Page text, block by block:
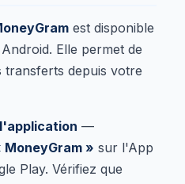
est disponible
Elle permet de
transferts depuis votre
—
MoneyGram » sur l'App
Play. Vérifiez que